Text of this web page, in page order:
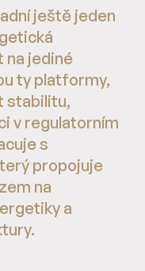
ještě jeden
jediné
ty platformy,
stabilitu,
v regulatorním
s
propojuje
na
a